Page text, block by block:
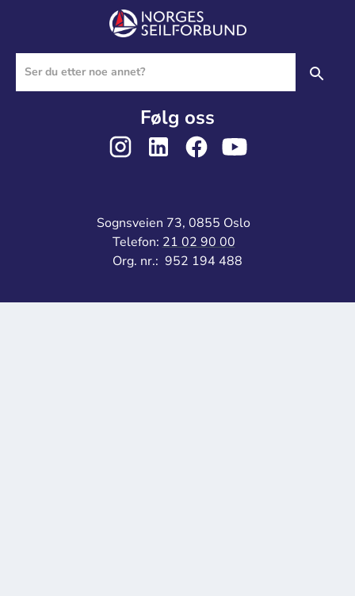
Følg oss
Sognsveien 73, 0855 Oslo
Telefon: 21 02 90 00
Org. nr.: 952 194 488